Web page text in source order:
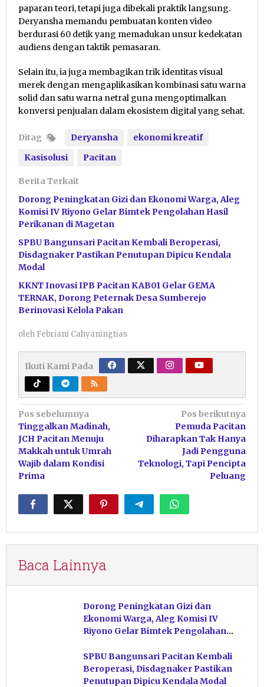
paparan teori, tetapi juga dibekali praktik langsung.
Deryansha memandu pembuatan konten video
berdurasi 60 detik yang memadukan unsur kedekatan
audiens dengan taktik pemasaran.
Selain itu, ia juga membagikan trik identitas visual
merek dengan mengaplikasikan kombinasi satu warna
solid dan satu warna netral guna mengoptimalkan
konversi penjualan dalam ekosistem digital yang sehat.
Ditag Deryansha
ekonomi kreatif
Kasisolusi
Pacitan
Berita Terkait
Dorong Peningkatan Gizi dan Ekonomi Warga, Aleg
Komisi IV Riyono Gelar Bimtek Pengolahan Hasil
Perikanan di Magetan
SPBU Bangunsari Pacitan Kembali Beroperasi,
Disdagnaker Pastikan Penutupan Dipicu Kendala
Modal
KKNT Inovasi IPB Pacitan KAB01 Gelar GEMA
TERNAK, Dorong Peternak Desa Sumberejo
Berinovasi Kelola Pakan
oleh Febriani Cahyaningtias
Ikuti Kami Pada
Navigasi
pos
Pos sebelumnya
Tinggalkan Madinah,
JCH Pacitan Menuju
Makkah untuk Umrah
Wajib dalam Kondisi
Prima
Pos berikutnya
Pemuda Pacitan
Diharapkan Tak Hanya
Jadi Pengguna
Teknologi, Tapi Pencipta
Peluang
Baca Lainnya
Dorong Peningkatan Gizi dan
Ekonomi Warga, Aleg Komisi IV
Riyono Gelar Bimtek Pengolahan
SPBU Bangunsari Pacitan Kembali
Beroperasi, Disdagnaker Pastikan
Penutupan Dipicu Kendala Modal